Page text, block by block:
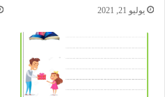
يوليو 21, 2021